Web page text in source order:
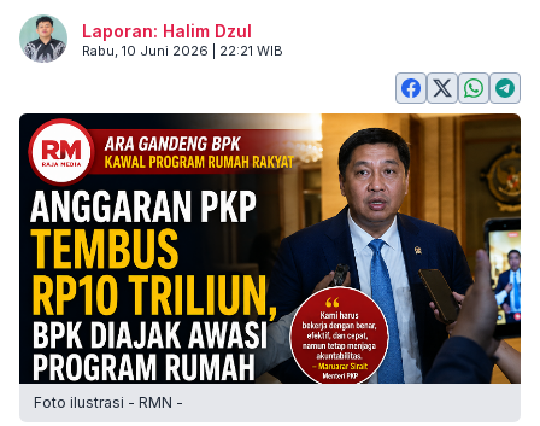
Laporan: Halim Dzul
Rabu, 10 Juni 2026 | 22:21 WIB
Foto ilustrasi - RMN -